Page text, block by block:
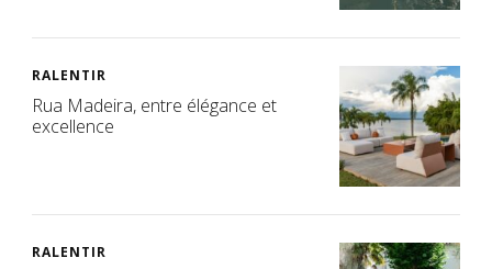
RALENTIR
Rua Madeira, entre élégance et
excellence
RALENTIR